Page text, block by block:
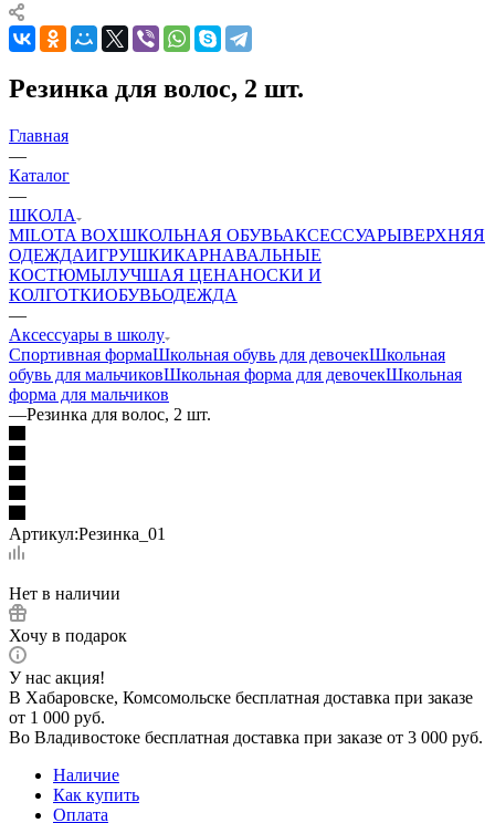
Резинка для волос, 2 шт.
Главная
—
Каталог
—
ШКОЛА
MILOTA BOXШКОЛЬНАЯ ОБУВЬАКСЕССУАРЫВЕРХНЯЯ
ОДЕЖДАИГРУШКИКАРНАВАЛЬНЫЕ
КОСТЮМЫЛУЧШАЯ ЦЕНАНОСКИ И
КОЛГОТКИОБУВЬОДЕЖДА
—
Аксессуары в школу
Спортивная формаШкольная обувь для девочекШкольная
обувь для мальчиковШкольная форма для девочекШкольная
форма для мальчиков
—Резинка для волос, 2 шт.
Артикул:Резинка_01
Нет в наличии
Хочу в подарок
У нас акция!
В Хабаровске, Комсомольске бесплатная доставка при заказе
от 1 000 руб.
Во Владивостоке бесплатная доставка при заказе от 3 000 руб.
Наличие
Как купить
Оплата